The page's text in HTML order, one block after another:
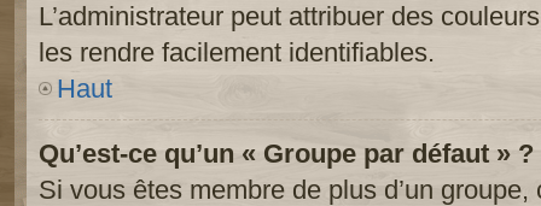
L’administrateur peut attribuer des
les rendre facilement identifiables.
Haut
Qu’est-ce qu’un « Groupe par défaut » ?
Si vous êtes membre de plus d’un